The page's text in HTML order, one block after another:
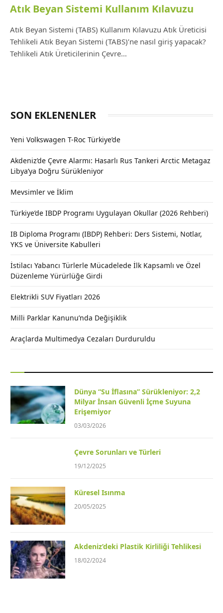
Atık Beyan Sistemi Kullanım Kılavuzu
Atık Beyan Sistemi (TABS) Kullanım Kılavuzu Atık Üreticisi
Tehlikeli Atık Beyan Sistemi (TABS)’ne nasıl giriş yapacak?
Tehlikeli Atık Üreticilerinin Çevre…
SON EKLENENLER
Yeni Volkswagen T-Roc Türkiye’de
Akdeniz’de Çevre Alarmı: Hasarlı Rus Tankeri Arctic Metagaz
Libya’ya Doğru Sürükleniyor
Mevsimler ve İklim
Türkiye’de IBDP Programı Uygulayan Okullar (2026 Rehberi)
IB Diploma Programı (IBDP) Rehberi: Ders Sistemi, Notlar,
YKS ve Üniversite Kabulleri
İstilacı Yabancı Türlerle Mücadelede İlk Kapsamlı ve Özel
Düzenleme Yürürlüğe Girdi
Elektrikli SUV Fiyatları 2026
Milli Parklar Kanunu’nda Değişiklik
Araçlarda Multimedya Cezaları Durduruldu
Dünya “Su İflasına” Sürükleniyor: 2,2
Milyar İnsan Güvenli İçme Suyuna
Erişemiyor
03/03/2026
Çevre Sorunları ve Türleri
19/12/2025
Küresel Isınma
20/05/2025
Akdeniz’deki Plastik Kirliliği Tehlikesi
18/02/2024